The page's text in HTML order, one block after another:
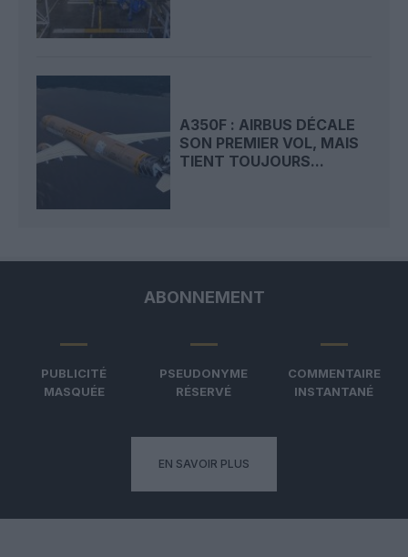
A350F : AIRBUS DÉCALE
SON PREMIER VOL, MAIS
TIENT TOUJOURS...
ABONNEMENT
PUBLICITÉ
MASQUÉE
PSEUDONYME
RÉSERVÉ
COMMENTAIRE
INSTANTANÉ
EN SAVOIR PLUS